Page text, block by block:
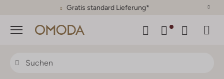
30 Tage Rückgaberecht
Menü